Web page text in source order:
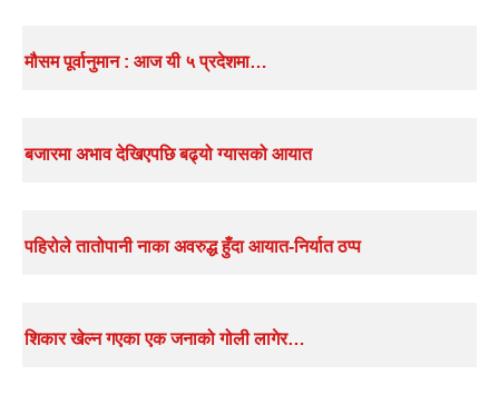
मौसम पूर्वानुमान : आज यी ५ प्रदेशमा…
बजारमा अभाव देखिएपछि बढ्यो ग्यासको आयात
पहिरोले तातोपानी नाका अवरुद्ध हुँदा आयात-निर्यात ठप्प
शिकार खेल्न गएका एक जनाको गोली लागेर…